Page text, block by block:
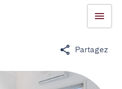
Partagez